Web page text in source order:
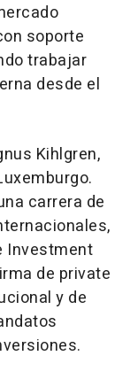
soporte
trabajar
desde el
Kihlgren,
carrera de
Investment
de private
y de